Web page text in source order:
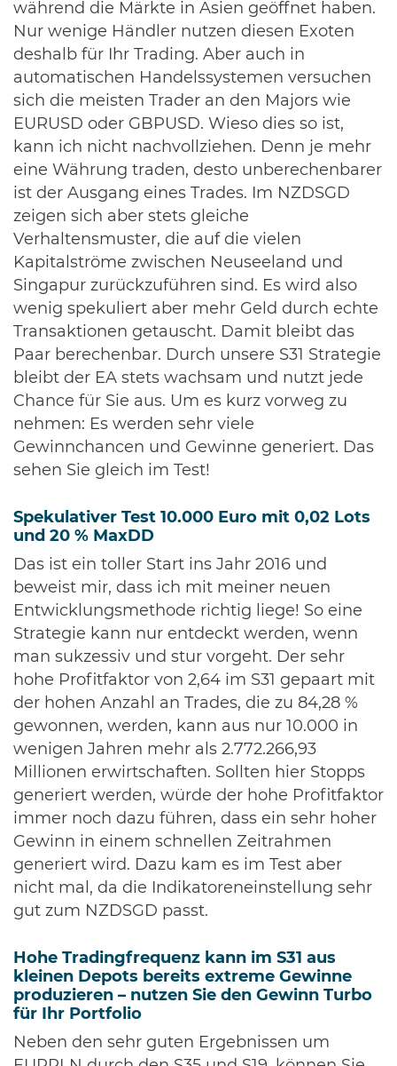
während die Märkte in Asien geöffnet haben.
Nur wenige Händler nutzen diesen Exoten
deshalb für Ihr Trading. Aber auch in
automatischen Handelssystemen versuchen
sich die meisten Trader an den Majors wie
EURUSD oder GBPUSD. Wieso dies so ist,
kann ich nicht nachvollziehen. Denn je mehr
eine Währung traden, desto unberechenbarer
ist der Ausgang eines Trades. Im NZDSGD
zeigen sich aber stets gleiche
Verhaltensmuster, die auf die vielen
Kapitalströme zwischen Neuseeland und
Singapur zurückzuführen sind. Es wird also
wenig spekuliert aber mehr Geld durch echte
Transaktionen getauscht. Damit bleibt das
Paar berechenbar. Durch unsere S31 Strategie
bleibt der EA stets wachsam und nutzt jede
Chance für Sie aus. Um es kurz vorweg zu
nehmen: Es werden sehr viele
Gewinnchancen und Gewinne generiert. Das
sehen Sie gleich im Test!
Spekulativer Test 10.000 Euro mit 0,02 Lots
und 20 % MaxDD
Das ist ein toller Start ins Jahr 2016 und
beweist mir, dass ich mit meiner neuen
Entwicklungsmethode richtig liege! So eine
Strategie kann nur entdeckt werden, wenn
man sukzessiv und stur vorgeht. Der sehr
hohe Profitfaktor von 2,64 im S31 gepaart mit
der hohen Anzahl an Trades, die zu 84,28 %
gewonnen, werden, kann aus nur 10.000 in
wenigen Jahren mehr als 2.772.266,93
Millionen erwirtschaften. Sollten hier Stopps
generiert werden, würde der hohe Profitfaktor
immer noch dazu führen, dass ein sehr hoher
Gewinn in einem schnellen Zeitrahmen
generiert wird. Dazu kam es im Test aber
nicht mal, da die Indikatoreneinstellung sehr
gut zum NZDSGD passt.
Hohe Tradingfrequenz kann im S31 aus
kleinen Depots bereits extreme Gewinne
produzieren – nutzen Sie den Gewinn Turbo
für Ihr Portfolio
Neben den sehr guten Ergebnissen um